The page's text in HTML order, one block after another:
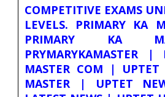
COMPETITIVE EXAMS
LEVELS. PRIMARY KA
PRIMARY KA
PRYMARYKAMASTER |
MASTER COM | UPTET
MASTER | UPTET